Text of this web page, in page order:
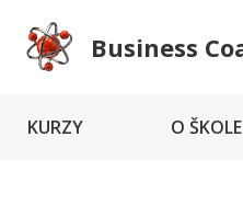
Business
KURZY O ŠKOLE